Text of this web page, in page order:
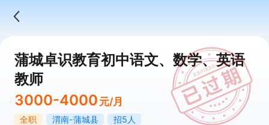
蒲城卓识教育初中语文、数学、英语
教师
3000-4000 元/月
全职 渭南-蒲城县
招5人